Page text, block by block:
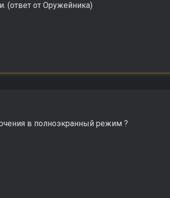
(ответ от Оружейника)
в полноэкранный режим ?